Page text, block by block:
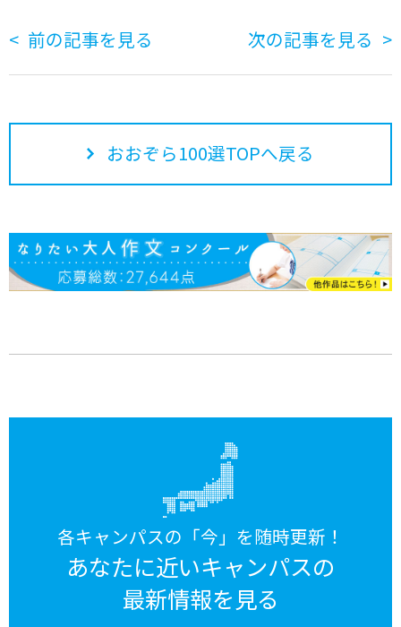
前の記事を見る 次の記事を見る
おおぞら100選TOPへ戻る
各キャンパスの「今」を随時更新！
あなたに近いキャンパスの
最新情報を見る